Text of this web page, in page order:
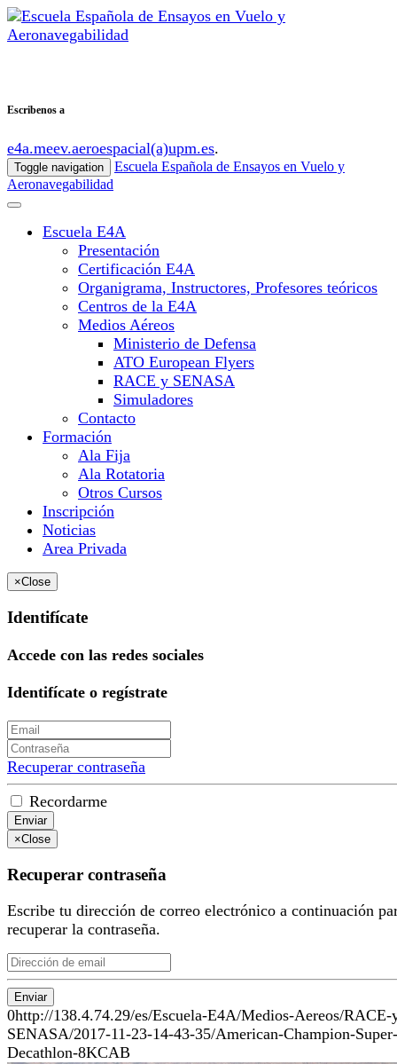
Escribenos a
e4a.meev.aeroespacial(a)upm.es.
Toggle navigation
Escuela Española de Ensayos en Vuelo y
Aeronavegabilidad
Escuela E4A
Presentación
Certificación E4A
Organigrama, Instructores, Profesores teóricos
Centros de la E4A
Medios Aéreos
Ministerio de Defensa
ATO European Flyers
RACE y SENASA
Simuladores
Contacto
Formación
Ala Fija
Ala Rotatoria
Otros Cursos
Inscripción
Noticias
Area Privada
×Close
Identifícate
Accede con las redes sociales
Identifícate o regístrate
Recuperar contraseña
Recordarme
Enviar
×Close
Recuperar contraseña
Escribe tu dirección de correo electrónico a continuación
recuperar la contraseña.
Enviar
0http://138.4.74.29/es/Escuela-E4A/Medios-Aereos/RACE-
SENASA/2017-11-23-14-43-35/American-Champion-Super-
Decathlon-8KCAB